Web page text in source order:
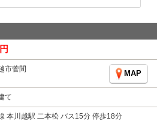
市菅間
MAP
て
本川越駅 二本松 バス15分 停歩18分